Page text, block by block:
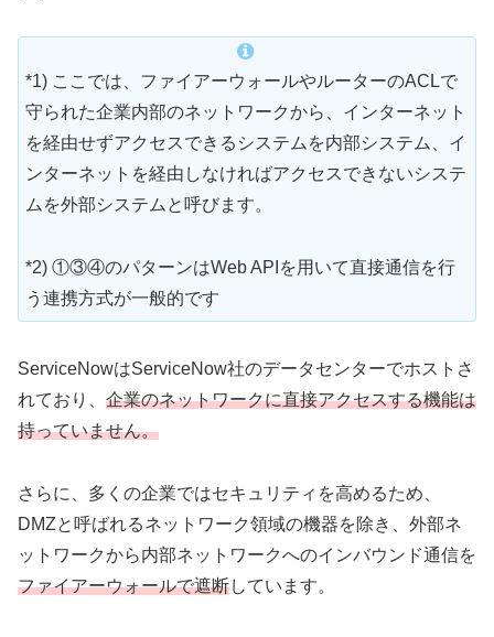
*1) ここでは、ファイアーウォールやルーターのACLで
守られた企業内部のネットワークから、インターネット
を経由せずアクセスできるシステムを内部システム、イ
ンターネットを経由しなければアクセスできないシステ
ムを外部システムと呼びます。
*2) ①③④のパターンはWeb APIを用いて直接通信を行
う連携方式が一般的です
ServiceNowはServiceNow社のデータセンターでホストさ
れており、 企業のネットワークに直接アクセスする機能は
持っていません。
さらに、多くの企業ではセキュリティを高めるため、
DMZと呼ばれるネットワーク領域の機器を除き、外部ネ
ットワークから内部ネットワークへのインバウンド通信を
ファイアーウォールで遮断しています。